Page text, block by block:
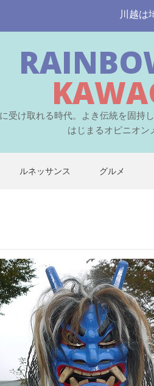
川越は埼玉県
受け取れる時代。よき伝統を固
はじまるオピニオン
ルネッサンス グルメ